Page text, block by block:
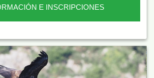
E INSCRIPCIONES